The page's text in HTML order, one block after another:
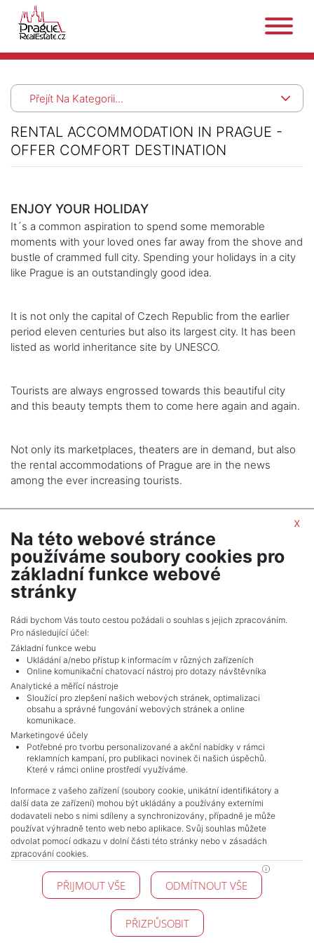
Přejít Na Kategorii...
RENTAL ACCOMMODATION IN PRAGUE -
OFFER COMFORT DESTINATION
ENJOY YOUR HOLIDAY
It´s a common aspiration to spend some memorable
moments with your loved ones far away from the shove and
bustle of crammed full city. Spending your holidays in a city
like Prague is an outstandingly good idea.
It is not only the capital of Czech Republic from the earlier
period eleven centuries but also its largest city. It has been
listed as world inheritance site by UNESCO.
Tourists are always engrossed towards this beautiful city
and this beauty tempts them to come here again and again.
Not only its marketplaces, theaters are in demand, but also
the rental accommodations of Prague are in the news
among the ever increasing tourists.
SHOW NEXT ARTICLE
NAVIGACE
Terms and conditions
Protection of personal data
Real estate's
Contact
Cookie processing
KONTAKT
Pražské reality
140 00 Praha 4
x
Na této webové stránce
používáme soubory cookies pro
základní funkce webové
stránky
Rádi bychom Vás touto cestou požádali o souhlas s jejich zpracováním.
Pro následující účel:
Základní funkce webu
Ukládání a/nebo přístup k informacím v různých zařízeních
Online komunikační chatovací nástroj pro dotazy návštěvníka
Analytické a měřící nástroje
Sloužící pro zlepšení našich webových stránek, optimalizaci
obsahu a správné fungování webových stránek a online
komunikace.
Marketingové účely
Potřebné pro tvorbu personalizované a akční nabídky v rámci
reklamních kampaní, pro publikaci novinek či našich úspěchů.
Které v rámci online prostředí využíváme.
Informace z vašeho zařízení (soubory cookie, unikátní identifikátory a
další data ze zařízení) mohou být ukládány a používány externími
dodavateli nebo s nimi sdíleny a synchronizovány, případně je může
používat výhradně tento web nebo aplikace. Svůj souhlas můžete
odvolat pomocí odkazu v dolní části této stránky nebo v zásadách
zpracování cookies.
PŘIJMOUT VŠE ODMÍTNOUT VŠE
PŘIZPŮSOBIT